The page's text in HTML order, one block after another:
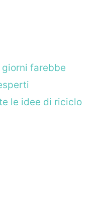
farebbe
le idee di riciclo